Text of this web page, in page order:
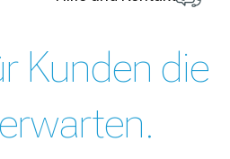
Kunden die